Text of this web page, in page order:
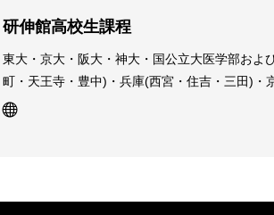
研伸館高校生課程
東大・京大・阪大・神大・国公立大医学部およ
町・天王寺・豊中)・兵庫(西宮・住吉・三田)・
受験予備校・進学塾です。